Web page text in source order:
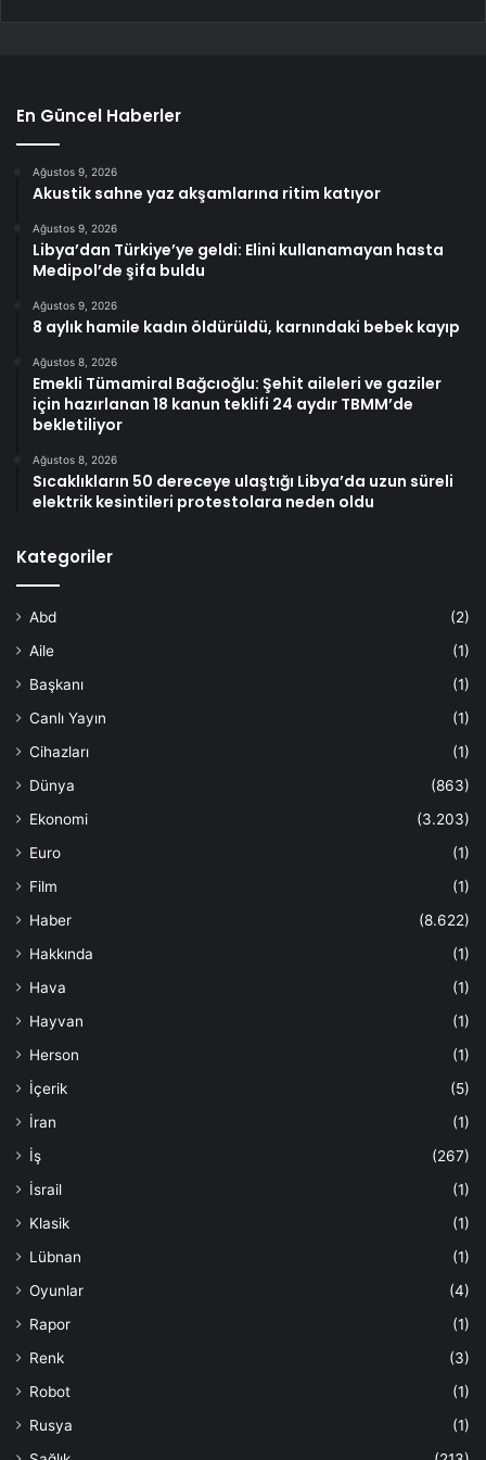
En Güncel Haberler
Ağustos 9, 2026
Akustik sahne yaz akşamlarına ritim katıyor
Ağustos 9, 2026
Libya’dan Türkiye’ye geldi: Elini kullanamayan hasta
Medipol’de şifa buldu
Ağustos 9, 2026
8 aylık hamile kadın öldürüldü, karnındaki bebek kayıp
Ağustos 8, 2026
Emekli Tümamiral Bağcıoğlu: Şehit aileleri ve gaziler
için hazırlanan 18 kanun teklifi 24 aydır TBMM’de
bekletiliyor
Ağustos 8, 2026
Sıcaklıkların 50 dereceye ulaştığı Libya’da uzun süreli
elektrik kesintileri protestolara neden oldu
Kategoriler
Abd
(2)
Aile
(1)
Başkanı
(1)
Canlı Yayın
(1)
Cihazları
(1)
Dünya
(863)
Ekonomi
(3.203)
Euro
(1)
Film
(1)
Haber
(8.622)
Hakkında
(1)
Hava
(1)
Hayvan
(1)
Herson
(1)
İçerik
(5)
İran
(1)
İş
(267)
İsrail
(1)
Klasik
(1)
Lübnan
(1)
Oyunlar
(4)
Rapor
(1)
Renk
(3)
Robot
(1)
Rusya
(1)